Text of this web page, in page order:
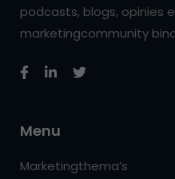
podcasts, blogs, opinies
marketingcommunity
Menu
Marketingthema’s